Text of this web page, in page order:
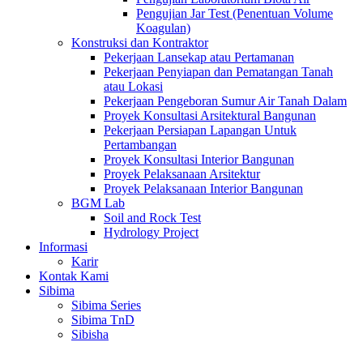
Pengujian Jar Test (Penentuan Volume
Koagulan)
Konstruksi dan Kontraktor
Pekerjaan Lansekap atau Pertamanan
Pekerjaan Penyiapan dan Pematangan Tanah
atau Lokasi
Pekerjaan Pengeboran Sumur Air Tanah Dalam
Proyek Konsultasi Arsitektural Bangunan
Pekerjaan Persiapan Lapangan Untuk
Pertambangan
Proyek Konsultasi Interior Bangunan
Proyek Pelaksanaan Arsitektur
Proyek Pelaksanaan Interior Bangunan
BGM Lab
Soil and Rock Test
Hydrology Project
Informasi
Karir
Kontak Kami
Sibima
Sibima Series
Sibima TnD
Sibisha